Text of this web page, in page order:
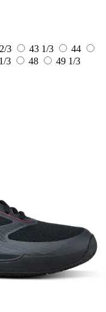
3 43 1/3
44
3 48
49 1/3